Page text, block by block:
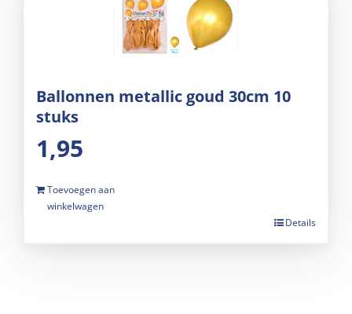
Ballonnen metallic goud 30cm 10
stuks
1,95
Toevoegen aan
winkelwagen
Details